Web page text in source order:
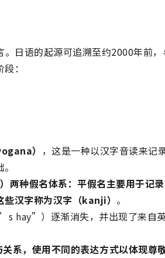
日语的起源可追溯至约2000年前，
：
） ，这是一种以汉字音读来记
种假名体系：平假名主要用于记
汉字称为汉字（kanji） 。
hay”）逐渐消失，并出现了来自
系，使用不同的表达方式以体现尊